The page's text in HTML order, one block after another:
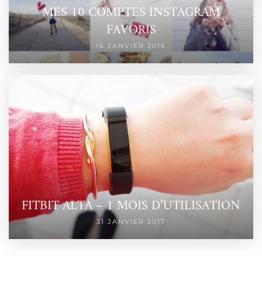
MES 10 COMPTES INSTAGRAM
FAVORIS
16 JANVIER 2016
FITBIT ALTA – 1 MOIS D’UTILISATION
31 JANVIER 2017